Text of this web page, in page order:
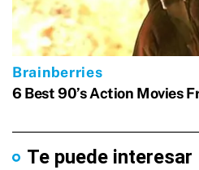
Te puede interesar